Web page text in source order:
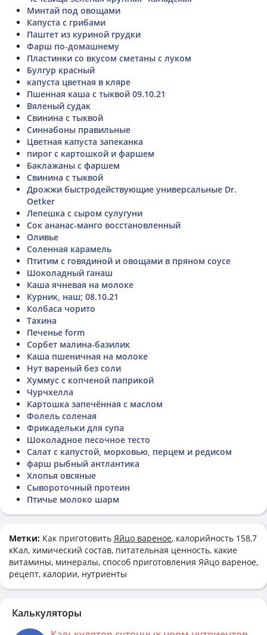
Минтай под овощами
Капуста с грибами
Паштет из куриной грудки
Фарш по-домашнему
Пластинки со вкусом сметаны с луком
Булгур красный
капуста цветная в кляре
Пшенная каша с тыквой 09.10.21
Вяленый судак
Свинина с тыквой
Синнабоны правильные
Цветная капуста запеканка
пирог с картошкой и фаршем
Баклажаны с фаршем
Свинина с тыквой
Дрожжи быстродействующие универсальные Dr.
Oetker
Лепешка с сыром сулугуни
Сок ананас-манго восстановленный
Оливье
Соленная карамель
Птитим с говядиной и овощами в пряном соусе
Шоколадный ганаш
Каша ячневая на молоке
Курник, наш; 08.10.21
Колбаса чорито
Тахина
Печенье form
Сорбет малина-базилик
Каша пшеничная на молоке
Нут вареный без соли
Хуммус с копченой паприкой
Чурчхелла
Картошка запечённая с маслом
Фолель соленая
Фрикадельки для супа
Шоколадное песочное тесто
Салат с капустой, морковью, перцем и редисом
фарш рыбный антлантика
Хлопья овсяные
Сывороточный протеин
Птичье молоко шарм
Метки: Как приготовить Яйцо вареное, калорийность 158,7
кКал, химический состав, питательная ценность, какие
витамины, минералы, способ приготовления Яйцо вареное,
рецепт, калории, нутриенты
Калькуляторы